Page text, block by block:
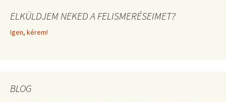
ELKÜLDJEM NEKED A FELISMERÉSEIMET?
Igen, kérem!
BLOG